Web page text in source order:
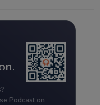
Podcast on